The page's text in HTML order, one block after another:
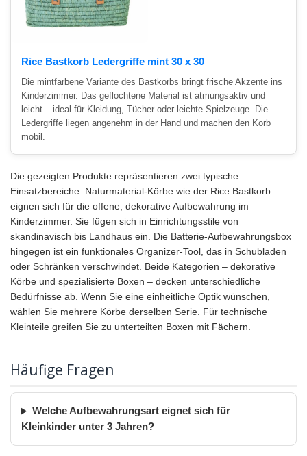
Rice Bastkorb Ledergriffe mint 30 x 30
Die mintfarbene Variante des Bastkorbs bringt frische Akzente ins
Kinderzimmer. Das geflochtene Material ist atmungsaktiv und
leicht – ideal für Kleidung, Tücher oder leichte Spielzeuge. Die
Ledergriffe liegen angenehm in der Hand und machen den Korb
mobil.
Die gezeigten Produkte repräsentieren zwei typische
Einsatzbereiche: Naturmaterial-Körbe wie der Rice Bastkorb
eignen sich für die offene, dekorative Aufbewahrung im
Kinderzimmer. Sie fügen sich in Einrichtungsstile von
skandinavisch bis Landhaus ein. Die Batterie-Aufbewahrungsbox
hingegen ist ein funktionales Organizer-Tool, das in Schubladen
oder Schränken verschwindet. Beide Kategorien – dekorative
Körbe und spezialisierte Boxen – decken unterschiedliche
Bedürfnisse ab. Wenn Sie eine einheitliche Optik wünschen,
wählen Sie mehrere Körbe derselben Serie. Für technische
Kleinteile greifen Sie zu unterteilten Boxen mit Fächern.
Häufige Fragen
Welche Aufbewahrungsart eignet sich für
Kleinkinder unter 3 Jahren?